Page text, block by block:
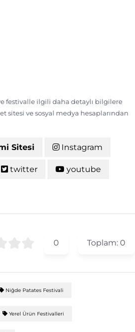
festivalle ilgili daha detaylı bilgilere
sitesi ve sosyal medya hesaplarından
Sitesi Instagram
twitter youtube
0 Toplam: 0
Niğde Patates Festivali
Yerel Ürün Festivalleri